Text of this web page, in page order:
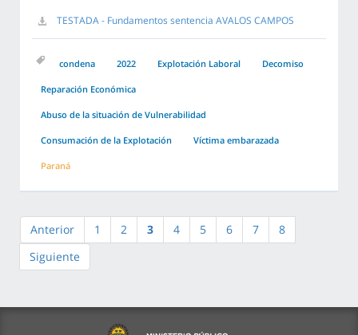
TESTADA - Fundamentos sentencia AVALOS CAMPOS
condena 2022 Explotación Laboral Decomiso
Reparación Económica
Abuso de la situación de Vulnerabilidad
Consumación de la Explotación Víctima embarazada
Paraná
Anterior 1 2 3 4 5 6 7
8
Siguiente